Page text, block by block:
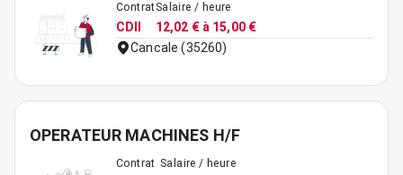
Contrat
CDII
Salaire / heure
12,02 € à 15,00 €
Cancale (35260)
OPERATEUR MACHINES H/F
Contrat Salaire / heure